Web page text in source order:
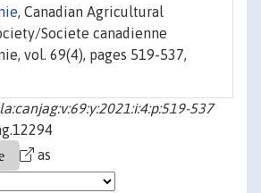
, Canadian Agricultural
Societe canadienne
vol. 69(4), pages 519-537,
537
as